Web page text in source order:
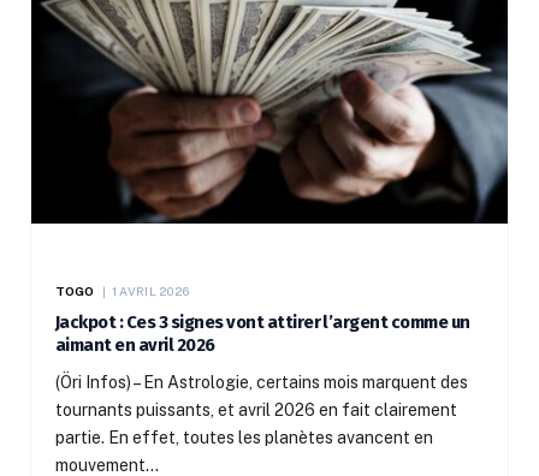
TOGO 1 AVRIL 2026
Jackpot : Ces 3 signes vont attirer l’argent comme un
aimant en avril 2026
(Öri Infos) – En Astrologie, certains mois marquent des
tournants puissants, et avril 2026 en fait clairement
partie. En effet, toutes les planètes avancent en
mouvement…